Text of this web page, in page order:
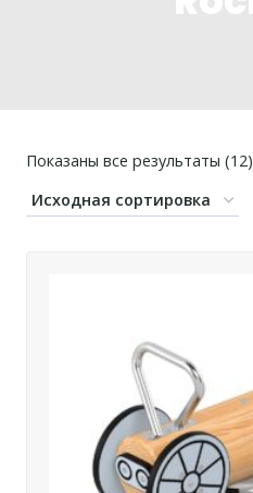
Показаны все результаты (12)